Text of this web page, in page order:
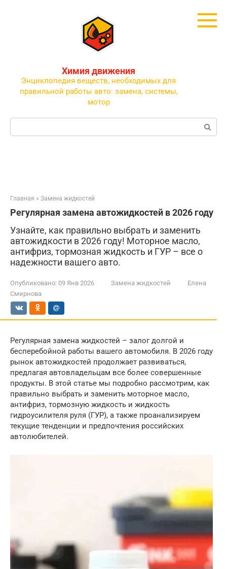
Химия движения
Энциклопедия веществ, необходимых для
правильной работы авто: замена, системы,
мотор
Поиск:
Главная » Замена жидкостей
Регулярная замена автожидкостей в 2026 году
Узнайте, как правильно выбрать и заменить
автожидкости в 2026 году! Моторное масло,
антифриз, тормозная жидкость и ГУР – все о
надежности вашего авто.
Опубликовано: 09 Янв 2026 Замена жидкостей
Елена
Смирнова
Регулярная замена жидкостей – залог долгой и
бесперебойной работы вашего автомобиля. В 2026 году
рынок автожидкостей продолжает развиваться,
предлагая автовладельцам все более совершенные
продукты. В этой статье мы подробно рассмотрим, как
правильно выбрать и заменить моторное масло,
антифриз, тормозную жидкость и жидкость
гидроусилителя руля (ГУР), а также проанализируем
текущие тенденции и предпочтения российских
автолюбителей.